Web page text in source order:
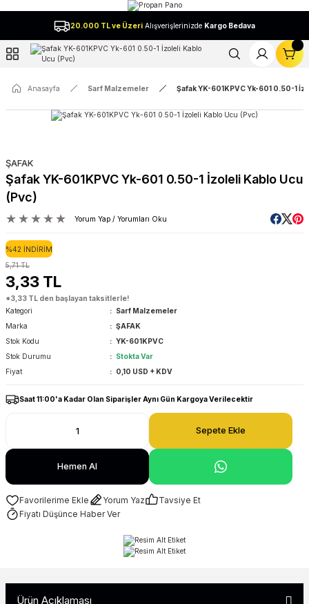
20.000 TL ve Üzeri Alışverişlerinizde Kargo Bedava
Anasayfa Sarf Malzemeler Şafak YK-601KPVC Yk-601 0.50-1
ŞAFAK
Şafak YK-601KPVC Yk-601 0.50-1 İzoleli Kablo Ucu
(Pvc)
Yorum Yap / Yorumları Oku
%42 İNDİRİM
5,71 TL
3,33 TL
*3,33 TL den başlayan taksitlerle!
Kategori
Sarf Malzemeler
Marka
ŞAFAK
Stok Kodu
YK-601KPVC
Stok Durumu
Stokta Var
Fiyat
0,10 USD + KDV
Saat 11:00'a Kadar Olan Siparişler Aynı Gün Kargoya Verilecektir
Sepete Ekle
Hemen Al
Yorum Yaz
Tavsiye Et
Fiyatı Düşünce Haber Ver
Ürün Açıklaması